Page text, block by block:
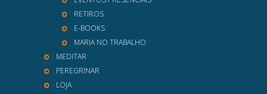
RETIROS
E-BOOKS
MARIA NO TRABALHO
MEDITAR
PEREGRINAR
LOJA